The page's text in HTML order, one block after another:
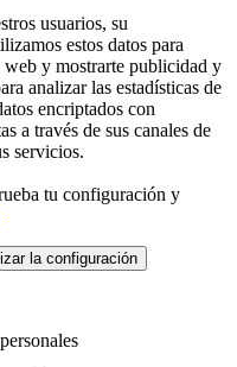
usuarios, su
estos datos para
web y mostrarte publicidad y
analizar las estadísticas de
encriptados con
a través de sus canales de
servicios.
tu configuración y
la configuración